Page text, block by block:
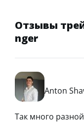
Отзывы
nger
Anton
Так много